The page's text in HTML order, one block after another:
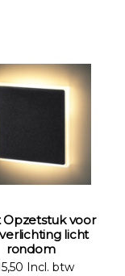
Opzetstuk voor
licht
onderkant
Incl. btw